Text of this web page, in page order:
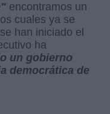
encontramos un
cuales ya se
han iniciado el
ha
un gobierno
democrática de